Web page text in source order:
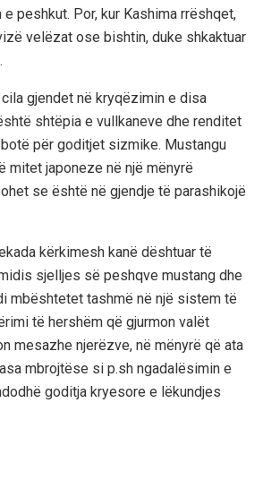
peshkut. Por, kur Kashima rrëshqet,
velëzat ose bishtin, duke shkaktuar
gjendet në kryqëzimin e disa
shtëpia e vullkaneve dhe renditet
për goditjet sizmike. Mustangu
mitet japoneze në një mënyrë
se është në gjendje të parashikojë
kërkimesh kanë dështuar të
sjelljes së peshqve mustang dhe
mbështetet tashmë në një sistem të
të hershëm që gjurmon valët
mesazhe njerëzve, në mënyrë që ata
mbrojtëse si p.sh ngadalësimin e
goditja kryesore e lëkundjes